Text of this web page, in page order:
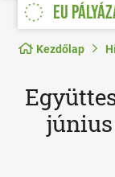
EU
Kezdőlap
június